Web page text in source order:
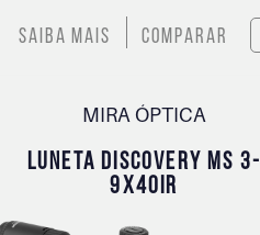
Saiba mais Comparar
MIRA ÓPTICA
LUNETA DISCOVERY MS 3-
9X40IR